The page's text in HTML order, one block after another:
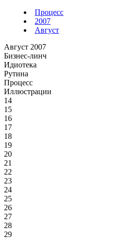
Процесс
2007
Август
Август 2007
Бизнес-линч
Идиотека
Рутина
Процесс
Иллюстрации
14
15
16
17
18
19
20
21
22
23
24
25
26
27
28
29